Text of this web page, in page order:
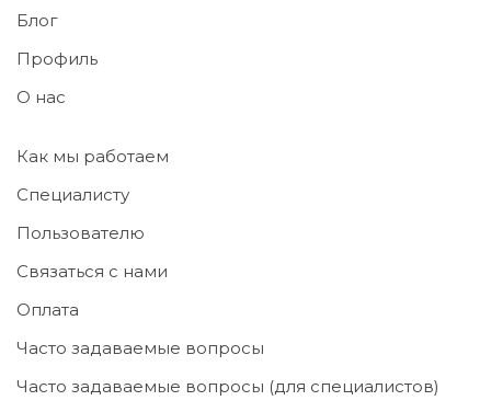
Блог
Профиль
О нас
Как мы работаем
Специалисту
Пользователю
Связаться с нами
Оплата
Часто задаваемые вопросы
Часто задаваемые вопросы (для специалистов)